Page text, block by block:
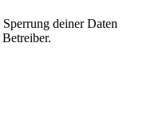
deiner Daten